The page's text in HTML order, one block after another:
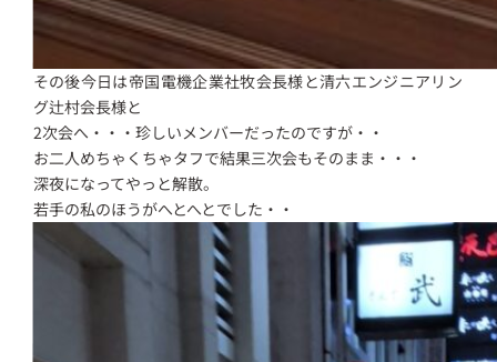
その後今日は帝国電機企業社牧会長様と清六エンジニアリン
グ辻村会長様と
2次会へ・・・珍しいメンバーだったのですが・・
お二人めちゃくちゃタフで結果三次会もそのまま・・・
深夜になってやっと解散。
若手の私のほうがへとへとでした・・